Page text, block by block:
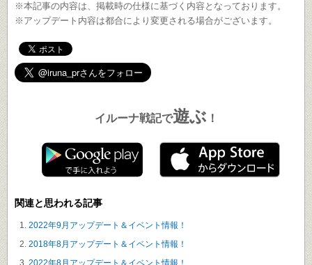
※本記事の内容は、掲載時の仕様に基づく内容となっております。
※アップデート内容は都合により変更される場合がございます。
イルーナ戦記で遊ぶ ！
関連と思われる記事
2022年9月アップデート＆イベント情報！
2018年8月アップデート＆イベント情報！